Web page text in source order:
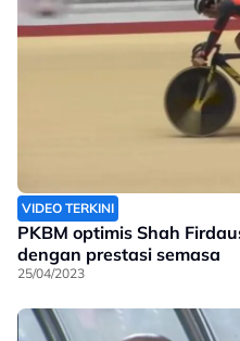
VIDEO TERKINI
PKBM optimis Shah
dengan prestasi semasa
25/04/2023